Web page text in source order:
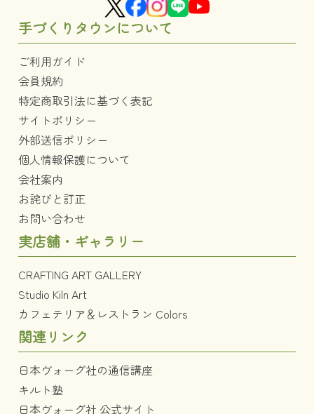
手づくりタウンについて
ご利用ガイド
会員規約
特定商取引法に基づく表記
サイトポリシー
外部送信ポリシー
個人情報保護について
会社案内
お詫びと訂正
お問い合わせ
実店舗・ギャラリー
CRAFTING ART GALLERY
Studio Kiln Art
カフェテリア＆レストラン Colors
関連リンク
日本ヴォーグ社の通信講座
キルト塾
日本ヴォーグ社 公式サイト